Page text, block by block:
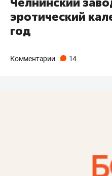
эротический
год
Комментарии 14